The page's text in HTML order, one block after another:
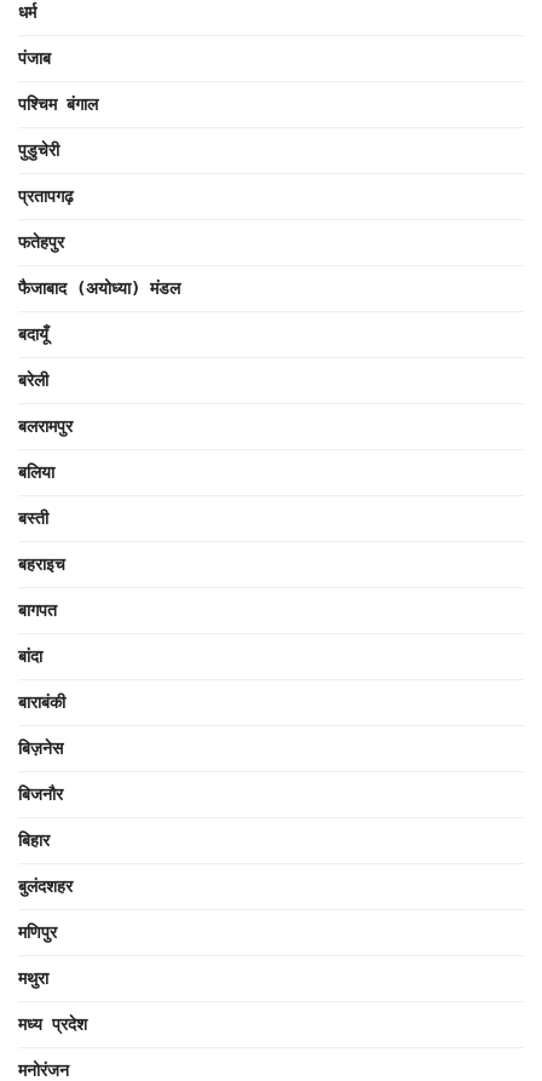
धर्म
पंजाब
पश्चिम बंगाल
पुडुचेरी
प्रतापगढ़
फतेहपुर
फैजाबाद (अयोध्या) मंडल
बदायूँ
बरेली
बलरामपुर
बलिया
बस्ती
बहराइच
बागपत
बांदा
बाराबंकी
बिज़नेस
बिजनौर
बिहार
बुलंदशहर
मणिपुर
मथुरा
मध्य प्रदेश
मनोरंजन